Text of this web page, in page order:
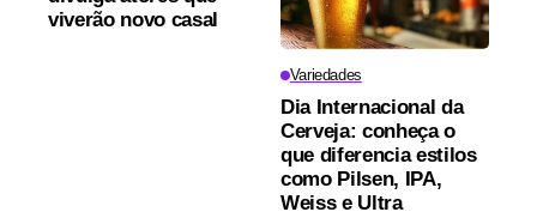
viverão novo casal
Variedades
Dia Internacional da
Cerveja: conheça o
que diferencia estilos
como Pilsen, IPA,
Weiss e Ultra